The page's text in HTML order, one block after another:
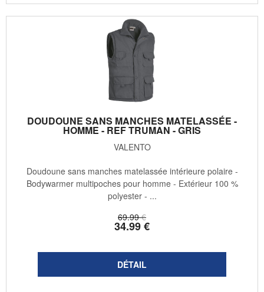
DOUDOUNE SANS MANCHES MATELASSÉE -
HOMME - REF TRUMAN - GRIS
VALENTO
69.99 €
34.99€
Doudoune sans manches matelassée intérieure polaire -
Bodywarmer multipoches pour homme - Extérieur 100 %
polyester - ...